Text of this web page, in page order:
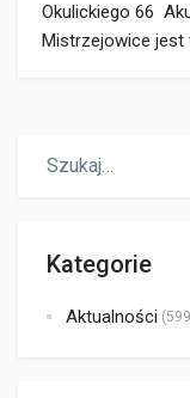
Okulickiego 66
Mistrzejowice jest
Oferujemy
Kategorie
Aktualności